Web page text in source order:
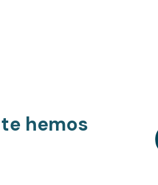
hemos